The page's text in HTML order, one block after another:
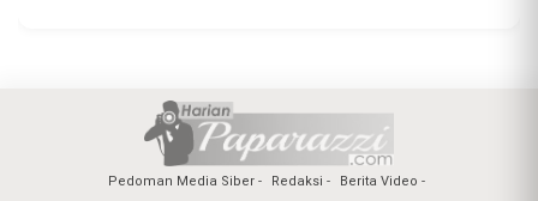
Pedoman Media Siber Redaksi
Berita Video